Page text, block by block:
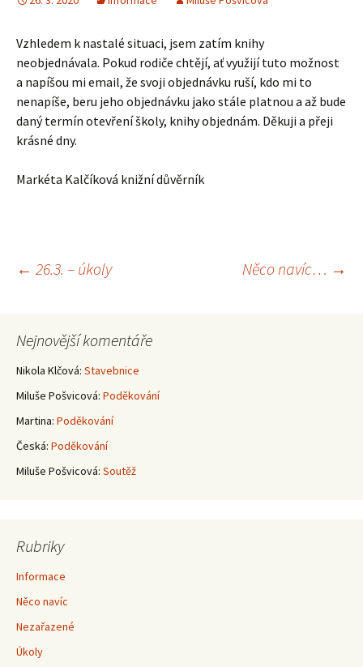
Vzhledem k nastalé situaci, jsem zatím knihy
neobjednávala. Pokud rodiče chtějí, ať využijí tuto možnost
a napíšou mi email, že svoji objednávku ruší, kdo mi to
nenapíše, beru jeho objednávku jako stále platnou a až bude
daný termín otevření školy, knihy objednám. Děkuji a přeji
krásné dny.
Markéta Kalčíková knižní důvěrník
Navigace
pro
příspěvky
← 26.3. – úkoly Něco navíc… →
Nejnovější komentáře
Nikola Klčová: Stavebnice
Miluše Pošvicová: Poděkování
Martina: Poděkování
Česká: Poděkování
Miluše Pošvicová: Soutěž
Rubriky
Informace
Něco navíc
Nezařazené
Úkoly